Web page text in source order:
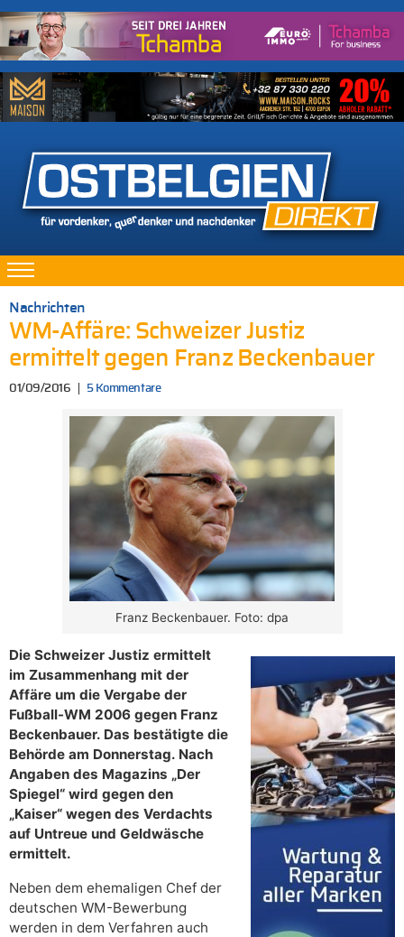
Nachrichten
WM-Affäre: Schweizer Justiz
ermittelt gegen Franz Beckenbauer
01/09/2016 5 Kommentare
Franz Beckenbauer. Foto: dpa
Die Schweizer Justiz ermittelt
im Zusammenhang mit der
Affäre um die Vergabe der
Fußball-WM 2006 gegen Franz
Beckenbauer. Das bestätigte die
Behörde am Donnerstag. Nach
Angaben des Magazins „Der
Spiegel“ wird gegen den
„Kaiser“ wegen des Verdachts
auf Untreue und Geldwäsche
ermittelt.
Neben dem ehemaligen Chef der
deutschen WM-Bewerbung
werden in dem Verfahren auch